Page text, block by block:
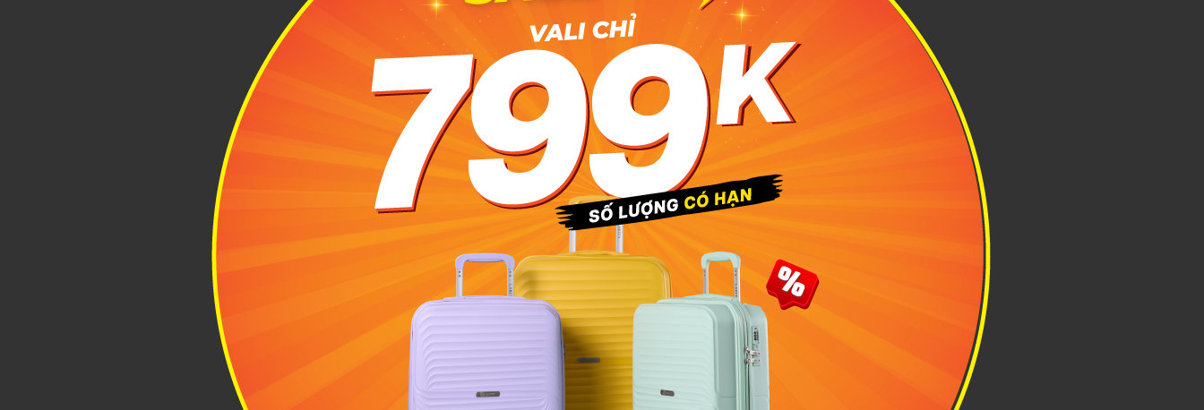
- Taco nướng: Loại bánh này có lớp vỏ được nướng trên vỉ than hồng đến khi giòn và
cháy xém nhẹ. Bánh sẽ được ăn kèm với nước tương chorizo asado, pho mát Oaxaca và
thịt là mulita. Đây là loại bánh Tacos phổ biến ở miền Bắc Mexico.